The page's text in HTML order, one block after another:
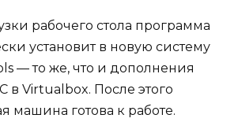
рабочего стола программа
установит в новую систему
— то же, что и дополнения
в Virtualbox. После этого
машина готова к работе.